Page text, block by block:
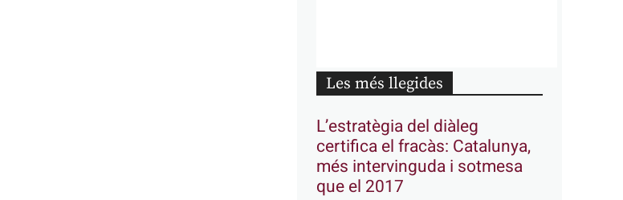
Les més llegides
L’estratègia del diàleg
certifica el fracàs: Catalunya,
més intervinguda i sotmesa
que el 2017